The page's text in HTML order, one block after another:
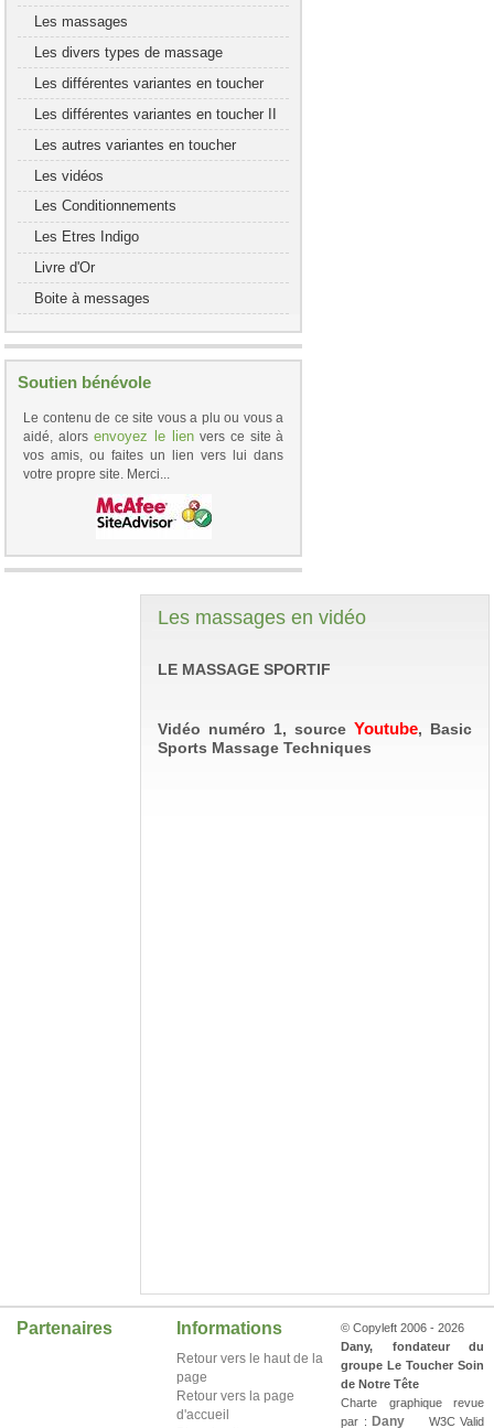
Les massages
Les divers types de massage
Les différentes variantes en toucher
Les différentes variantes en toucher II
Les autres variantes en toucher
Les vidéos
Les Conditionnements
Les Etres Indigo
Livre d'Or
Boite à messages
Soutien bénévole
Le contenu de ce site vous a plu ou vous a
aidé, alorsenvoyez le lienvers ce site à
vos amis, ou faites un lien vers lui dans
votre propre site. Merci...
Les massages en vidéo
LE MASSAGE SPORTIF
Vidéo numéro 1, source Youtube, Basic
Sports Massage Techniques
Partenaires Informations
Retour vers le haut de la
page
Retour vers la page
d'accueil
© Copyleft 2006 - 2026
Dany, fondateur du
groupe Le Toucher Soin
de Notre Tête
Charte graphique revue
par : DanyW3C Valid